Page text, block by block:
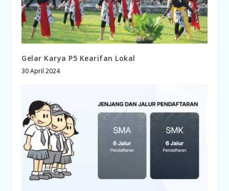
Gelar Karya P5 Kearifan Lokal
30 April 2024